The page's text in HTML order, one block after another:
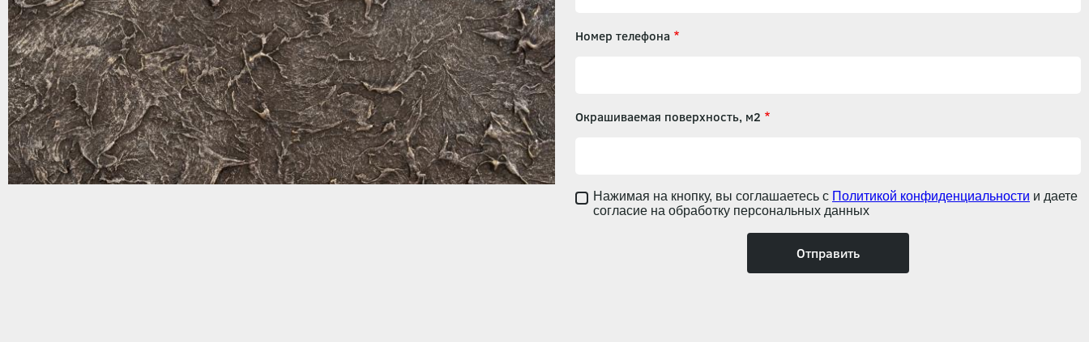
Номер телефона
Окрашиваемая поверхность, м2
Нажимая на кнопку, вы соглашаетесь с Политикой конфиденциальности и даете
согласие на обработку персональных данных